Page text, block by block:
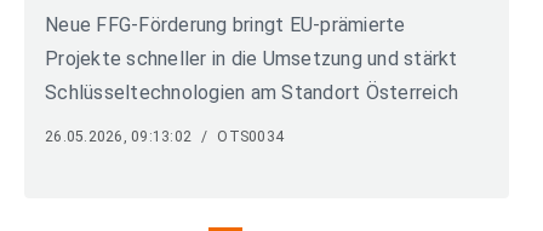
Neue FFG-Förderung bringt EU-prämierte
Projekte schneller in die Umsetzung und stärkt
Schlüsseltechnologien am Standort Österreich
26.05.2026, 09:13:02 / OTS0034